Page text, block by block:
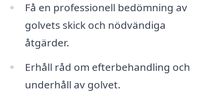
Få en professionell bedömning av
golvets skick och nödvändiga
åtgärder.
Erhåll råd om efterbehandling och
underhåll av golvet.